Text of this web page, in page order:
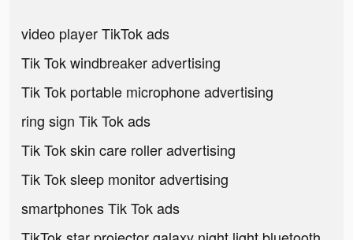
video player TikTok ads
Tik Tok windbreaker advertising
Tik Tok portable microphone advertising
ring sign Tik Tok ads
Tik Tok skin care roller advertising
Tik Tok sleep monitor advertising
smartphones Tik Tok ads